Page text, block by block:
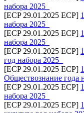
набора 2025_
[ECP 29.01.2025 ECP]
набора 2025_
[ECP 29.01.2025 ECP]
набора 2025_
[ECP 29.01.2025 ECP]
год набора 2025_
[ECP 29.01.2025 ECP]
Обществознание года
[ECP 29.01.2025 ECP]
набора 2025_
[ECP 29.01.2025 ECP]